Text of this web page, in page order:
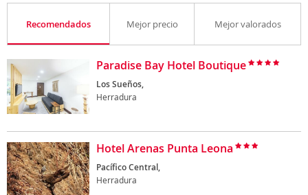
Recomendados Mejor precio Mejor valorados
Paradise Bay Hotel Boutique
Los Sueños,
Herradura
Hotel Arenas Punta Leona
Pacífico Central,
Herradura